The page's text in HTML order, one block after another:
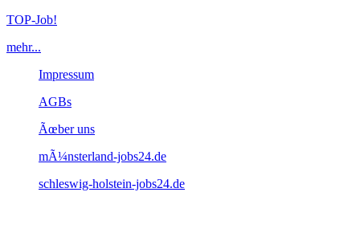
TOP-Job!
mehr...
Impressum
AGBs
Ãœber uns
mÃ¼nsterland-jobs24.de
schleswig-holstein-jobs24.de